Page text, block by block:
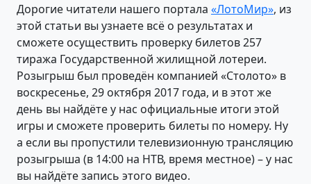
Дорогие читатели нашего портала «ЛотоМир», из
этой статьи вы узнаете всё о результатах и
сможете осуществить проверку билетов 257
тиража Государственной жилищной лотереи.
Розыгрыш был проведён компанией «Столото» в
воскресенье, 29 октября 2017 года, и в этот же
день вы найдёте у нас официальные итоги этой
игры и сможете проверить билеты по номеру. Ну
а если вы пропустили телевизионную трансляцию
розыгрыша (в 14:00 на НТВ, время местное) – у нас
вы найдёте запись этого видео.